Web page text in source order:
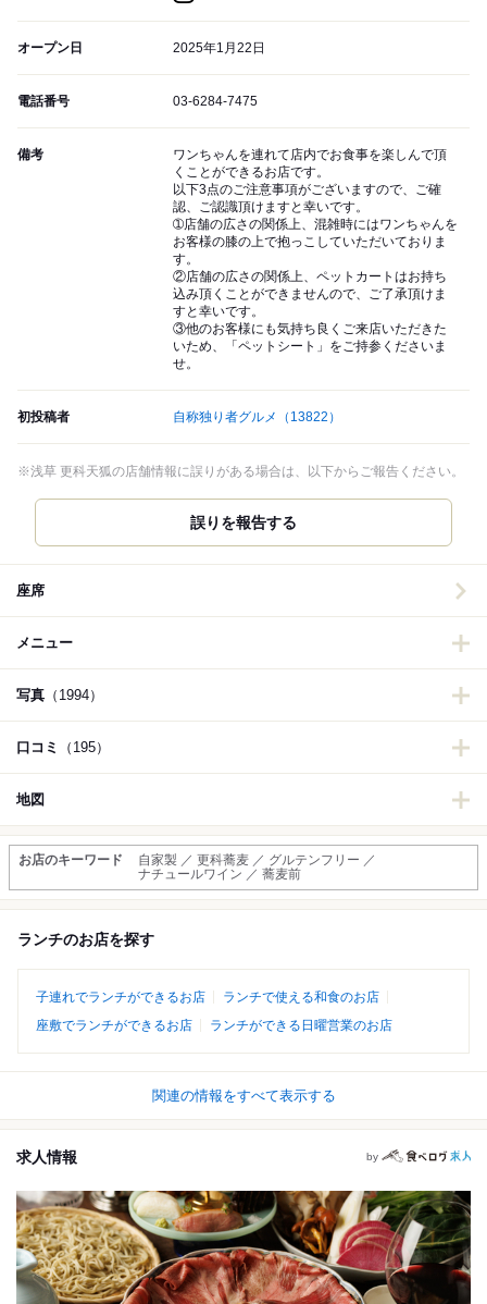
オープン日 2025年1月22日
電話番号 03-6284-7475
備考
ワンちゃんを連れて店内でお食事を楽しんで頂
くことができるお店です。
以下3点のご注意事項がございますので、ご確
認、ご認識頂けますと幸いです。
➀店舗の広さの関係上、混雑時にはワンちゃんを
お客様の膝の上で抱っこしていただいておりま
す。
②店舗の広さの関係上、ペットカートはお持ち
込み頂くことができませんので、ご了承頂けま
すと幸いです。
③他のお客様にも気持ち良くご来店いただきた
いため、「ペットシート」をご持参くださいま
せ。
初投稿者 自称独り者グルメ （13822）
※浅草 更科天狐の店舗情報に誤りがある場合は、以下からご報告ください。
誤りを報告する
座席
メニュー
写真 （1994）
口コミ （195）
地図
お店のキーワード
自家製 ／ 更科蕎麦 ／ グルテンフリー ／
ナチュールワイン ／ 蕎麦前
ランチのお店を探す
子連れでランチができるお店
ランチで使える和食のお店
座敷でランチができるお店
ランチができる日曜営業のお店
関連の情報をすべて表示する
求人情報 by